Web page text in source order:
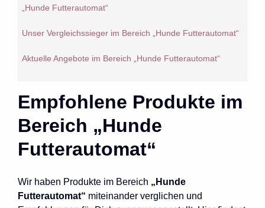
„Hunde Futterautomat“
Unser Vergleichssieger im Bereich „Hunde Futterautomat“
Aktuelle Angebote im Bereich „Hunde Futterautomat“
Empfohlene Produkte im
Bereich „Hunde
Futterautomat“
Wir haben Produkte im Bereich „Hunde
Futterautomat“ miteinander verglichen und